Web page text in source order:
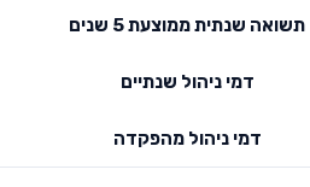
תשואה שנתית ממוצעת 5 שנים
דמי ניהול שנתיים
דמי ניהול מהפקדה